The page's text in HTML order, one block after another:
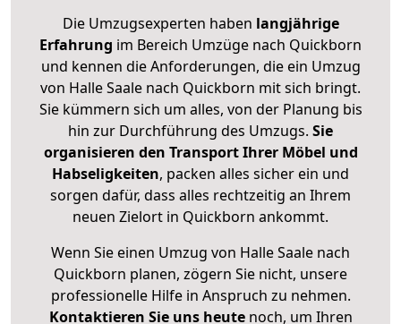
Die Umzugsexperten haben langjährige
Erfahrung im Bereich Umzüge nach Quickborn
und kennen die Anforderungen, die ein Umzug
von Halle Saale nach Quickborn mit sich bringt.
Sie kümmern sich um alles, von der Planung bis
hin zur Durchführung des Umzugs. Sie
organisieren den Transport Ihrer Möbel und
Habseligkeiten, packen alles sicher ein und
sorgen dafür, dass alles rechtzeitig an Ihrem
neuen Zielort in Quickborn ankommt.
Wenn Sie einen Umzug von Halle Saale nach
Quickborn planen, zögern Sie nicht, unsere
professionelle Hilfe in Anspruch zu nehmen.
Kontaktieren Sie uns heutenoch, um Ihren